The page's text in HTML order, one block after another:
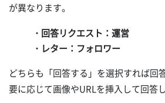
が異なります。
・回答リクエスト：運営
・レター：フォロワー
どちらも「回答する」を選択すれば回
要に応じて画像やURLを挿入して回答